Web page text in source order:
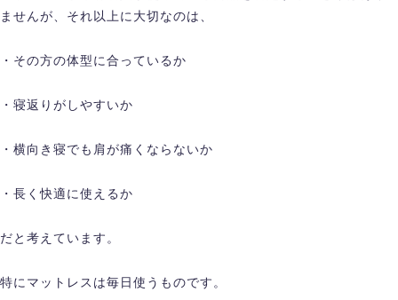
ませんが、それ以上に大切なのは、
・その方の体型に合っているか
・寝返りがしやすいか
・横向き寝でも肩が痛くならないか
・長く快適に使えるか
だと考えています。
特にマットレスは毎日使うものです。